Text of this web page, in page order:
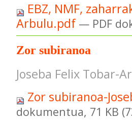
EBZ, NMF,
Arbulu.pdf — PDF
Zor subiranoa
Joseba Felix Tobar-
Zor subiranoa-
dokumentua, 71 KB